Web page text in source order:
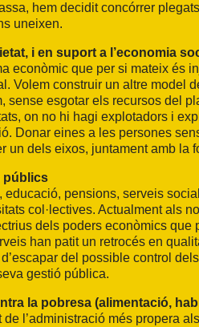
hem decidit concórrer
uneixen.
i en suport a l’economia
econòmic que per si mateix és
Volem construir un altre
sense esgotar els recursos del
on no hi hagi explotadors i
Donar eines a les persones
un dels eixos, juntament amb
públics
educació, pensions, serveis
col·lectives. Actualment als
dels poders econòmics que
han patit un retrocés en
del possible control
gestió pública.
la pobresa (alimentació,
l’administració més propera